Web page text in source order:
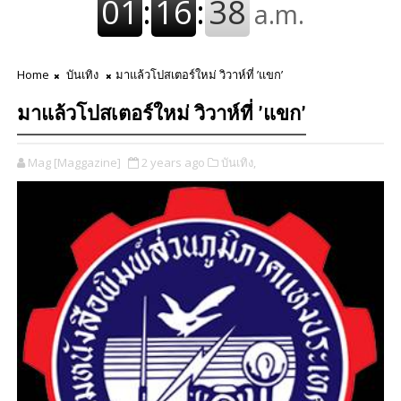
Home บันเทิง มาแล้วโปสเตอร์ใหม่ วิวาห์ที่ ’แขก’
มาแล้วโปสเตอร์ใหม่ วิวาห์ที่ ’แขก’
Mag [Maggazine] 2 years ago บันเทิง,